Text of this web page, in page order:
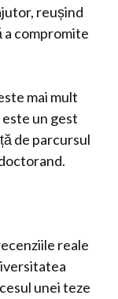
reușind
a compromite
mai mult
un gest
de parcursul
reale
unei teze